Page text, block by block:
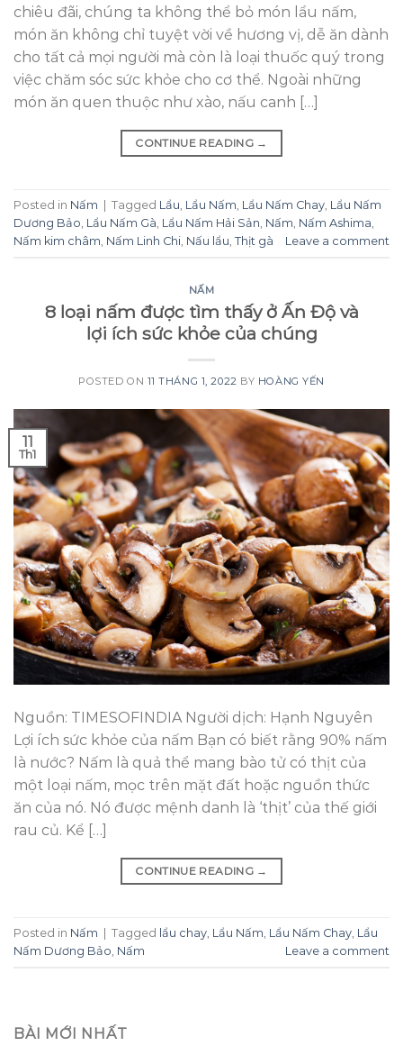
chiêu đãi, chúng ta không thể bỏ món lẩu nấm,
món ăn không chỉ tuyệt vời về hương vị, dễ ăn dành
cho tất cả mọi người mà còn là loại thuốc quý trong
việc chăm sóc sức khỏe cho cơ thể. Ngoài những
món ăn quen thuộc như xào, nấu canh […]
CONTINUE READING →
Posted in Nấm | Tagged Lẩu Lẩu Nấm Lẩu Nấm Chay Lẩu Nấm
Dương Bảo Lẩu Nấm Gà Lẩu Nấm Hải Sản Nấm Nấm Ashima
Nấm kim châm Nấm Linh Chi Nấu lẩu Thịt gà Leave a comment
NẤM
8 loại nấm được tìm thấy ở Ấn Độ và
lợi ích sức khỏe của chúng
POSTED ON 11 THÁNG 1, 2022 BY HOÀNG YẾN
11
Th1
Nguồn: TIMESOFINDIA Người dịch: Hạnh Nguyên
Lợi ích sức khỏe của nấm Bạn có biết rằng 90% nấm
là nước? Nấm là quả thể mang bào tử có thịt của
một loại nấm, mọc trên mặt đất hoặc nguồn thức
ăn của nó. Nó được mệnh danh là ‘thịt’ của thế giới
rau củ. Kể […]
CONTINUE READING →
Posted in Nấm | Tagged lẩu chay Lẩu Nấm Lẩu Nấm Chay Lẩu
Nấm Dương Bảo Nấm Leave a comment
BÀI MỚI NHẤT